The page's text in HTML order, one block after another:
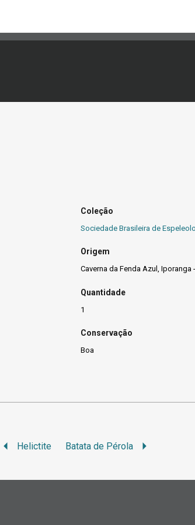
Coleção
Sociedade Brasileira de
Origem
Caverna da Fenda Azul, Iporanga
Quantidade
1
Conservação
Boa
Helictite Batata de Pérola